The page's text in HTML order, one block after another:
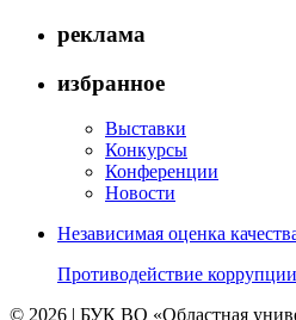
реклама
избранное
Выставки
Конкурсы
Конференции
Новости
Независимая оценка
Противодействие коррупции
© 2026 | БУК ВО «Областная